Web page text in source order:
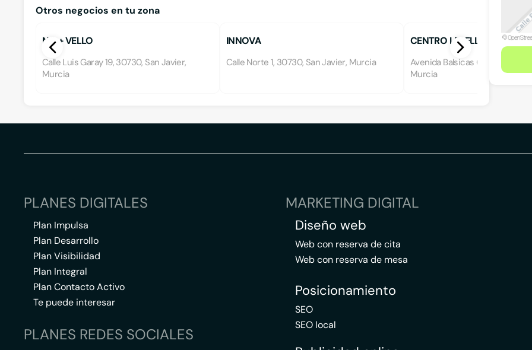
Otros negocios en tu zona
NO + VELLO
Calle Luis Garay 19, 30730, San Javier,
Murcia
INNOVA
Calle Norte 1, 30730, San Javier, Murcia
CENTRO LEBELL
Avenida Balsicas 6, 30730, San
Murcia
PLANES DIGITALES
Plan Impulsa
Plan Desarrollo
Plan Visibilidad
Plan Integral
Plan Contacto Activo
Te puede interesar
PLANES REDES SOCIALES
MARKETING DIGITAL
Diseño web
Web con reserva de cita
Web con reserva de mesa
Posicionamiento
SEO
SEO local